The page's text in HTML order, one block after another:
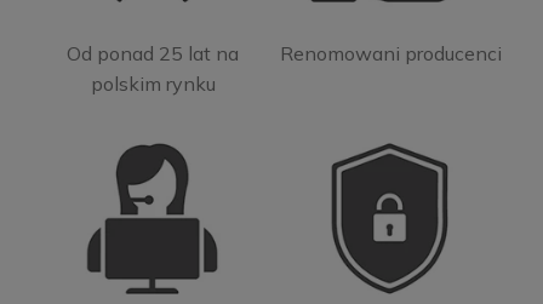
Od ponad 25 lat na
polskim rynku
Renomowani producenci